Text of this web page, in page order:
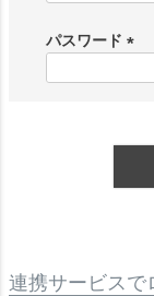
パスワード
連携サービスで